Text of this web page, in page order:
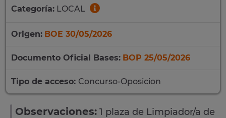
Categoría: LOCAL
Origen: BOE 30/05/2026
Documento Oficial Bases: BOP 25/05/2026
Tipo de acceso: Concurso-Oposicion
Observaciones: 1 plaza de Limpiador/a de